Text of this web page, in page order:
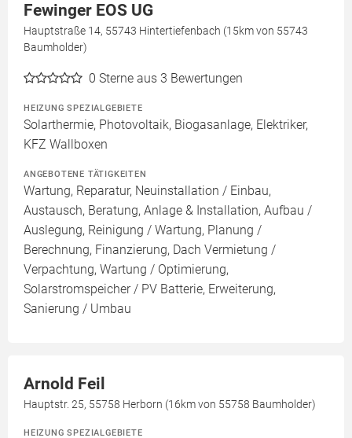
Fewinger EOS UG
Hauptstraße 14, 55743 Hintertiefenbach (15km von 55743
Baumholder)
0 Sterne aus 3 Bewertungen
HEIZUNG SPEZIALGEBIETE
Solarthermie, Photovoltaik, Biogasanlage, Elektriker,
KFZ Wallboxen
ANGEBOTENE TÄTIGKEITEN
Wartung, Reparatur, Neuinstallation / Einbau,
Austausch, Beratung, Anlage & Installation, Aufbau /
Auslegung, Reinigung / Wartung, Planung /
Berechnung, Finanzierung, Dach Vermietung /
Verpachtung, Wartung / Optimierung,
Solarstromspeicher / PV Batterie, Erweiterung,
Sanierung / Umbau
Arnold Feil
Hauptstr. 25, 55758 Herborn (16km von 55758 Baumholder)
HEIZUNG SPEZIALGEBIETE